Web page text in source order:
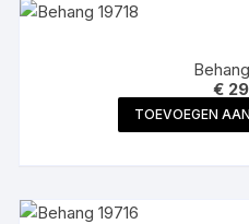
€
TOEVOEGEN